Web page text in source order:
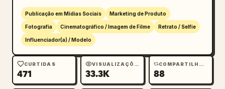
visualmente impactante, visual de campanha de
moda comercial de alto padrão.
Publicação em Mídias Sociais Marketing de Produto
Fotografia Cinematográfico / Imagem de Filme Retrato / Selfie
Influenciador(a) / Modelo
CURTIDAS
471
VISUALIZAÇÕES
33.3K
COMPARTILHAMENTOS
88